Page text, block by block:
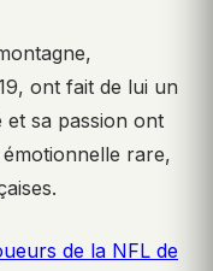
ont fait de lui un
sa passion ont
rare,
de la NFL de